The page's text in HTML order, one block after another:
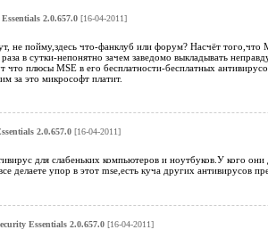
2.0.657.0[16-04-2011]
не пойму,здесь что-фанклуб или форум? Насчёт того,что
в сутки-непонятно зачем заведомо выкладывать
что плюсы MSE в его бесплатности-бесплатных
за это микрософт платит.
2.0.657.0[16-04-2011]
для слабеньких компьютеров и ноутбуков.У кого
делаете упор в этот mse,есть куча других антивирусов
Essentials 2.0.657.0[16-04-2011]